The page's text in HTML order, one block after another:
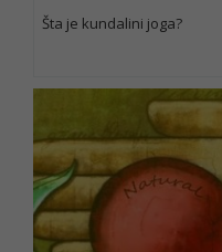
Šta je kundalini joga?